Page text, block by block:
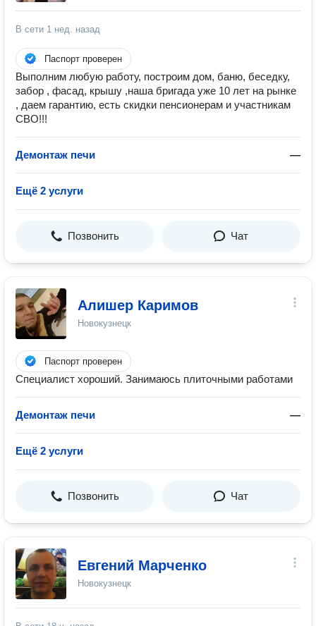
В сети 1 нед. назад
Паспорт проверен
Выполним любую работу, построим дом, баню, беседку,
забор , фасад, крышу ,наша бригада уже 10 лет на рынке
, даем гарантию, есть скидки пенсионерам и участникам
СВО!!!
Демонтаж печи —
Ещё 2 услуги
Позвонить Чат
Алишер Каримов
Новокузнецк
Паспорт проверен
Специалист хороший. Занимаюсь плиточными работами
Демонтаж печи —
Ещё 2 услуги
Позвонить Чат
Евгений Марченко
Новокузнецк